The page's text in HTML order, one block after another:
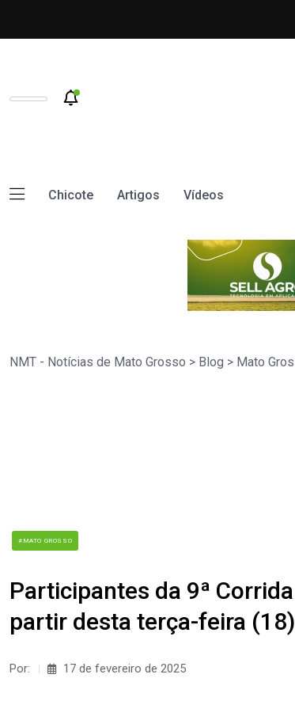
Chicote Artigos Vídeos
NMT - Notícias de Mato Grosso > Blog > Mato
#MATO GROSSO
Participantes da 9ª
partir desta terça-feira (18)
Por: 17 de fevereiro de 2025